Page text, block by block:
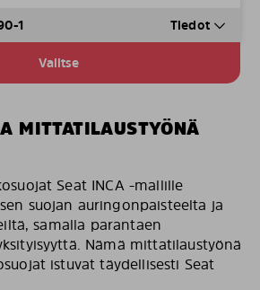
1 Tiedot
Valitse
MITTATILAUSTYÖNÄ
Seat INCA -mallille
suojan auringonpaisteelta ja
samalla parantaen
Nämä mittatilaustyönä
istuvat täydellisesti Seat